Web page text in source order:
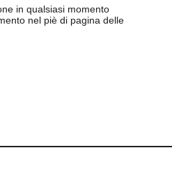
in qualsiasi momento
nel piè di pagina delle